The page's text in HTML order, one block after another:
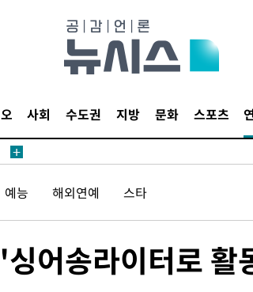
사회 수도권 지방 문화 스포츠
예능 해외연예 스타
어송라이터로 활